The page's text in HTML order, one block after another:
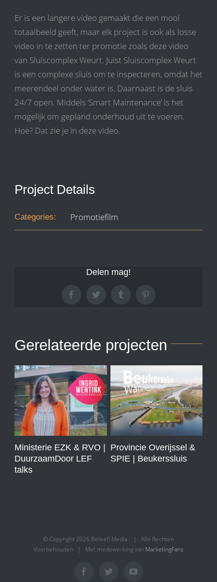
Er is een langere video gemaakt die een mooi
totaalbeeld geeft, maar elk project is ook als losse
video in te zetten ter promotie zoals deze video
van Sluiscomplex Weurt. Juist Sluiscomplex Weurt
is een complexe sluis om te inspecteren, omdat het
meerendeel onder water is. Daarnaast is de sluis
24/7 open. Middels ‘Smart Maintenance’ is het
mogelijk om gepland onderhoud uit te voeren.
Hoe? Dat zie je in deze video.
Project Details
Categories: Promotiefilm
Delen mag!
FacebookTwitter TumblrPinterest
Gerelateerde projecten
Ministerie EZK & RVO |
DuurzaamDoor LEF
talks
Provincie Overijssel &
SPIE | Beukerssluis
© Copyright 2026 Beleef! Media | Alle Rechten
Voorbehouden | Met medewerking van MarketingFans
FacebookTwitterYouTube